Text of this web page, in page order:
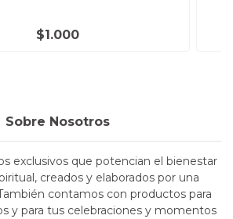
$1.000
Sobre Nosotros
exclusivos que potencian el bienestar
creados y elaborados por una
contamos con productos para
y para tus celebraciones y momentos